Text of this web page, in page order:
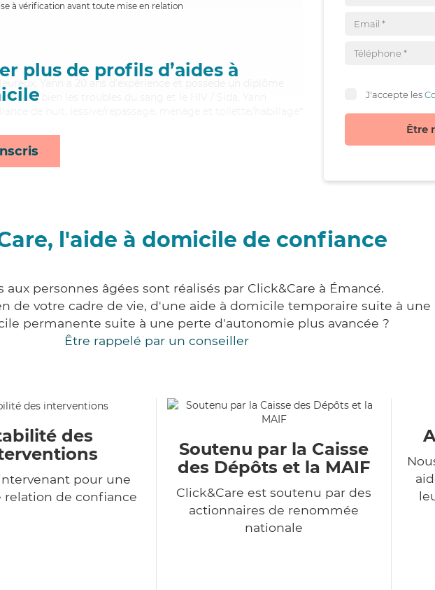
à vérification avant toute mise en relation
plus de profils d’aides à
Yann a 20 ans d'expérience et possède un diplôme
bien les troubles du sang et le HIV / Sida, Yann
J'accepte les
Être
l'aide à domicile de confiance
aux personnes âgées sont réalisés par Click&Care à Émancé.
de votre cadre de vie, d'une aide à domicile temporaire suite à
permanente suite à une perte d'autonomie plus avancée ?
Être rappelé par un conseiller
des
pour une
relation de confiance
Soutenu par la Caisse
des Dépôts et la MAIF
Click&Care est soutenu par des
actionnaires de renommée
nationale